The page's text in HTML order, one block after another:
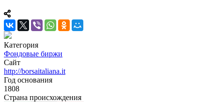
Категория
Фондовые биржи
Сайт
http://borsaitaliana.it
Год основания
1808
Страна происхождения